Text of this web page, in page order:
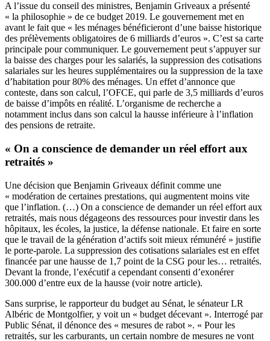
A l’issue du conseil des ministres, Benjamin Griveaux a présenté
« la philosophie » de ce budget 2019. Le gouvernement met en
avant le fait que « les ménages bénéficieront d’une baisse historique
des prélèvements obligatoires de 6 milliards d’euros ». C’est sa carte
principale pour communiquer. Le gouvernement peut s’appuyer sur
la baisse des charges pour les salariés, la suppression des cotisations
salariales sur les heures supplémentaires ou la suppression de la taxe
d’habitation pour 80% des ménages. Un effet d’annonce que
conteste, dans son calcul, l’OFCE, qui parle de 3,5 milliards d’euros
de baisse d’impôts en réalité. L’organisme de recherche a
notamment inclus dans son calcul la hausse inférieure à l’inflation
des pensions de retraite.
« On a conscience de demander un réel effort aux
retraités »
Une décision que Benjamin Griveaux définit comme une
« modération de certaines prestations, qui augmentent moins vite
que l’inflation. (…) On a conscience de demander un réel effort aux
retraités, mais nous dégageons des ressources pour investir dans les
hôpitaux, les écoles, la justice, la défense nationale. Et faire en sorte
que le travail de la génération d’actifs soit mieux rémunéré » justifie
le porte-parole. La suppression des cotisations salariales est en effet
financée par une hausse de 1,7 point de la CSG pour les… retraités.
Devant la fronde, l’exécutif a cependant consenti d’exonérer
300.000 d’entre eux de la hausse (voir notre article).
Sans surprise, le rapporteur du budget au Sénat, le sénateur LR
Albéric de Montgolfier, y voit un « budget décevant ». Interrogé par
Public Sénat, il dénonce des « mesures de rabot ». « Pour les
retraités, sur les carburants, un certain nombre de mesures ne vont